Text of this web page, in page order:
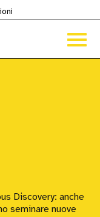
Accedi
menu
Discovery: anche
seminare nuove